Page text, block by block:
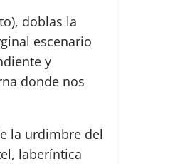
doblas la
escenario
y
donde nos
la urdimbre del
laberíntica